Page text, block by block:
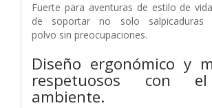
Fuerte para aventuras de estilo de
de soportar no solo salpicaduras
polvo sin preocupaciones.
Diseño ergonómico y
respetuosos con
ambiente.